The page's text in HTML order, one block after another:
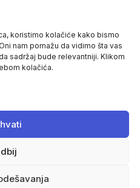
koristimo kolačiće kako bismo
nam pomažu da vidimo šta vas
sadržaj bude relevantniji. Klikom
kolačića.
se na
Politika kolačića